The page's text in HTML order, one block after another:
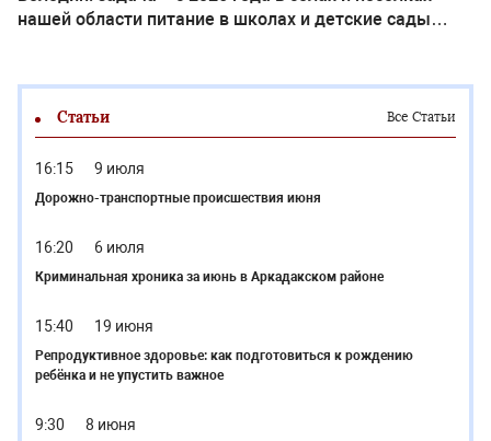
нашей области питание в школах и детские сады
Статьи Все Статьи
16:15 9 июля
Дорожно-транспортные происшествия июня
16:20 6 июля
Криминальная хроника за июнь в Аркадакском районе
15:40 19 июня
Репродуктивное здоровье: как подготовиться к рождению
ребёнка и не упустить важное
9:30 8 июня